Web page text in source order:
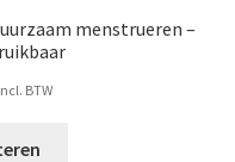
menstrueren –
BTW